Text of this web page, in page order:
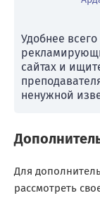
Удобнее
сайтах и
ненужной
Для
рассмотреть